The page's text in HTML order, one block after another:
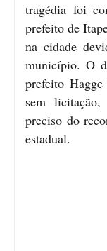
tragédia foi
prefeito de
na cidade
município. O
prefeito
sem
preciso do
estadual.